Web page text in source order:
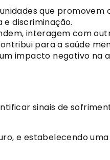
que promovem
discriminação.
interagem com
para a saúde
impacto negativo na
sinais de
e estabelecendo